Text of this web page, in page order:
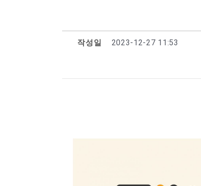
작성일 2023-12-27 11:53